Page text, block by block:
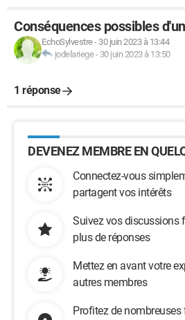
Conséquences possibles
EchoSylvestre- 30 juin 2023 à 13:44
jodelariege- 30 juin 2023 à 13:50
1 réponse
DEVENEZ MEMBRE EN
Connectez-vous
partagent vos intérêts
Suivez vos discussions
plus de réponses
Mettez en avant votre
autres membres
Profitez de